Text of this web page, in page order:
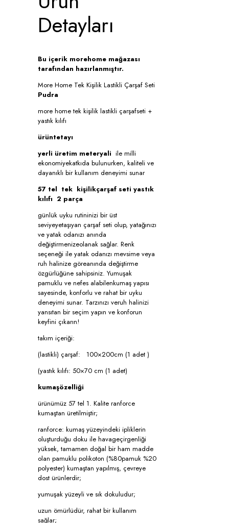
Detayları
Bu içerik morehome mağazası
tarafından hazırlanmıştır.
More Home Tek Kişilik Lastikli Çarşaf Seti
Pudra
more home tek kişilik lastikli çarşafseti +
yastık kılıfı
ürüntetayı
yerli üretim meteryali ile milli
ekonomiyekatkıda bulunurken, kaliteli ve
dayanıklı bir kullanım deneyimi sunar
57 tel tek kişilikçarşaf seti yastık
kılıfı 2 parça
günlük uyku rutininizi bir üst
seviyeyetaşıyan çarşaf seti olup, yatağınızı
ve yatak odanızı anında
değiştirmenizeolanak sağlar. Renk
seçeneği ile yatak odanızı mevsime veya
ruh halinize göreanında değiştirme
özgürlüğüne sahipsiniz. Yumuşak
pamuklu ve nefes alabilenkumaş yapısı
sayesinde, konforlu ve rahat bir uyku
deneyimi sunar. Tarzınızı veruh halinizi
yansıtan bir seçim yapın ve konforun
keyfini çıkarın!
takım içeriği:
(lastikli) çarşaf: 100×200cm (1 adet )
(yastık kılıfı: 50×70 cm (1 adet)
kumaşözelliği
ürünümüz 57 tel 1. Kalite ranforce
kumaştan üretilmiştir;
ranforce: kumaş yüzeyindeki ipliklerin
oluşturduğu doku ile havageçirgenliği
yüksek, tamamen doğal bir ham madde
olan pamuklu polikoton (%80pamuk %20
polyester) kumaştan yapılmış, çevreye
dost ürünlerdir;
yumuşak yüzeyli ve sık dokuludur;
uzun ömürlüdür, rahat bir kullanım
sağlar;